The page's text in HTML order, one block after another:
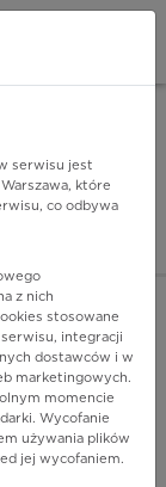
serwisu jest
które
co odbywa
z nich
stosowane
integracji
dostawców i w
marketingowych.
momencie
Wycofanie
używania plików
jej wycofaniem.
INSTALUJ